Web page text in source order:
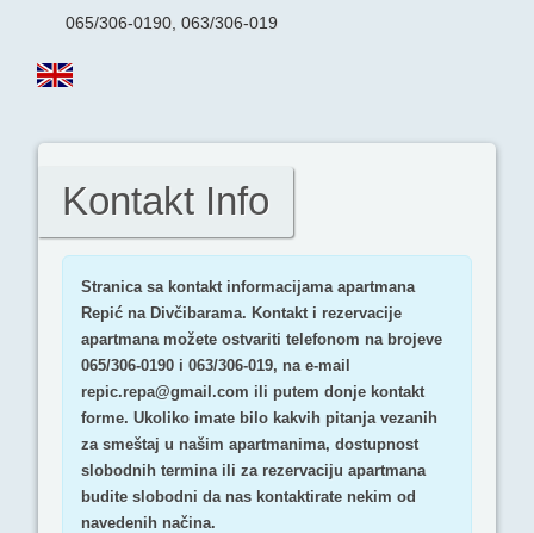
065/306-0190, 063/306-019
Kontakt Info
Stranica sa kontakt informacijama apartmana
Repić na Divčibarama. Kontakt i rezervacije
apartmana možete ostvariti telefonom na brojeve
065/306-0190 i 063/306-019, na e-mail
repic.repa@gmail.com ili putem donje kontakt
forme. Ukoliko imate bilo kakvih pitanja vezanih
za smeštaj u našim apartmanima, dostupnost
slobodnih termina ili za rezervaciju apartmana
budite slobodni da nas kontaktirate nekim od
navedenih načina.